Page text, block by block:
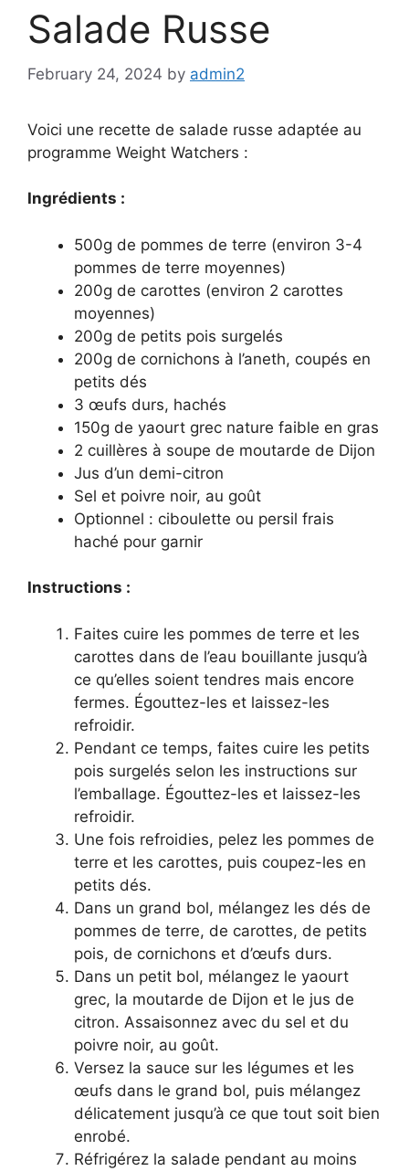
Salade Russe
February 24, 2024 by admin2
Voici une recette de salade russe adaptée au
programme Weight Watchers :
Ingrédients :
500g de pommes de terre (environ 3-4
pommes de terre moyennes)
200g de carottes (environ 2 carottes
moyennes)
200g de petits pois surgelés
200g de cornichons à l’aneth, coupés en
petits dés
3 œufs durs, hachés
150g de yaourt grec nature faible en gras
2 cuillères à soupe de moutarde de Dijon
Jus d’un demi-citron
Sel et poivre noir, au goût
Optionnel : ciboulette ou persil frais
haché pour garnir
Instructions :
Faites cuire les pommes de terre et les
carottes dans de l’eau bouillante jusqu’à
ce qu’elles soient tendres mais encore
fermes. Égouttez-les et laissez-les
refroidir.
Pendant ce temps, faites cuire les petits
pois surgelés selon les instructions sur
l’emballage. Égouttez-les et laissez-les
refroidir.
Une fois refroidies, pelez les pommes de
terre et les carottes, puis coupez-les en
petits dés.
Dans un grand bol, mélangez les dés de
pommes de terre, de carottes, de petits
pois, de cornichons et d’œufs durs.
Dans un petit bol, mélangez le yaourt
grec, la moutarde de Dijon et le jus de
citron. Assaisonnez avec du sel et du
poivre noir, au goût.
Versez la sauce sur les légumes et les
œufs dans le grand bol, puis mélangez
délicatement jusqu’à ce que tout soit bien
enrobé.
Réfrigérez la salade pendant au moins